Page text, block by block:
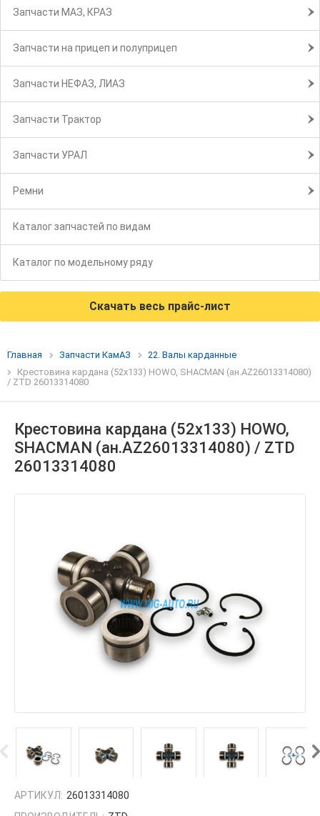
Запчасти МАЗ, КРАЗ
Запчасти на прицеп и полуприцеп
Запчасти НЕФАЗ, ЛИАЗ
Запчасти Трактор
Запчасти УРАЛ
Ремни
Каталог запчастей по видам
Каталог по модельному ряду
Скачать весь прайс-лист
Главная Запчасти КамАЗ
22. Валы карданные
Крестовина кардана (52х133) HOWO, SHACMAN (ан.AZ26013314080)
/ ZTD 26013314080
Крестовина кардана (52х133) HOWO,
SHACMAN (ан.AZ26013314080) / ZTD
26013314080
АРТИКУЛ: 26013314080